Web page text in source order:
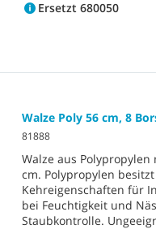
Ersetzt 680050
Walze Poly 56 cm, 8
81888
Walze aus
cm. Polypropylen
Kehreigenschaften für
bei Feuchtigkeit und
Staubkontrolle.